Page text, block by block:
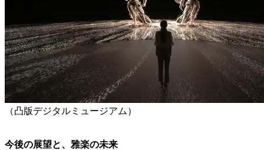
（凸版デジタルミュージアム）
今後の展望と、雅楽の未来